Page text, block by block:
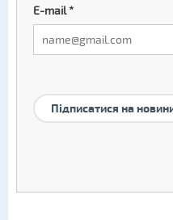
E-mail*
Підписатися на